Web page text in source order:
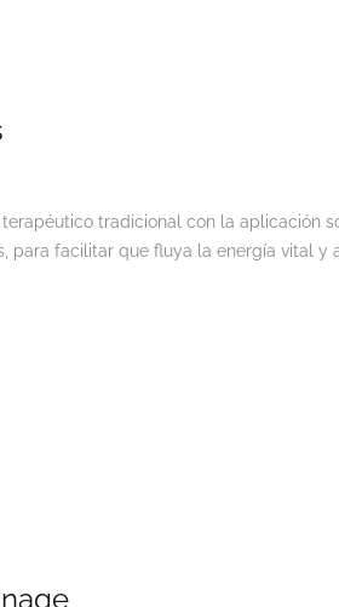
tradicional con la aplicación
para facilitar que fluya la energía vital y